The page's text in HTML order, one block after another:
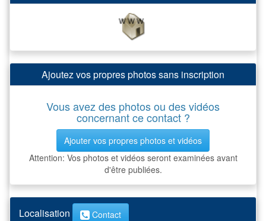
Ajoutez vos propres photos sans inscription
Vous avez des photos ou des vidéos
concernant ce contact ?
Ajouter vos propres photos et vidéos
Attention: Vos photos et vidéos seront examinées avant
d'être publiées.
Localisation Contact